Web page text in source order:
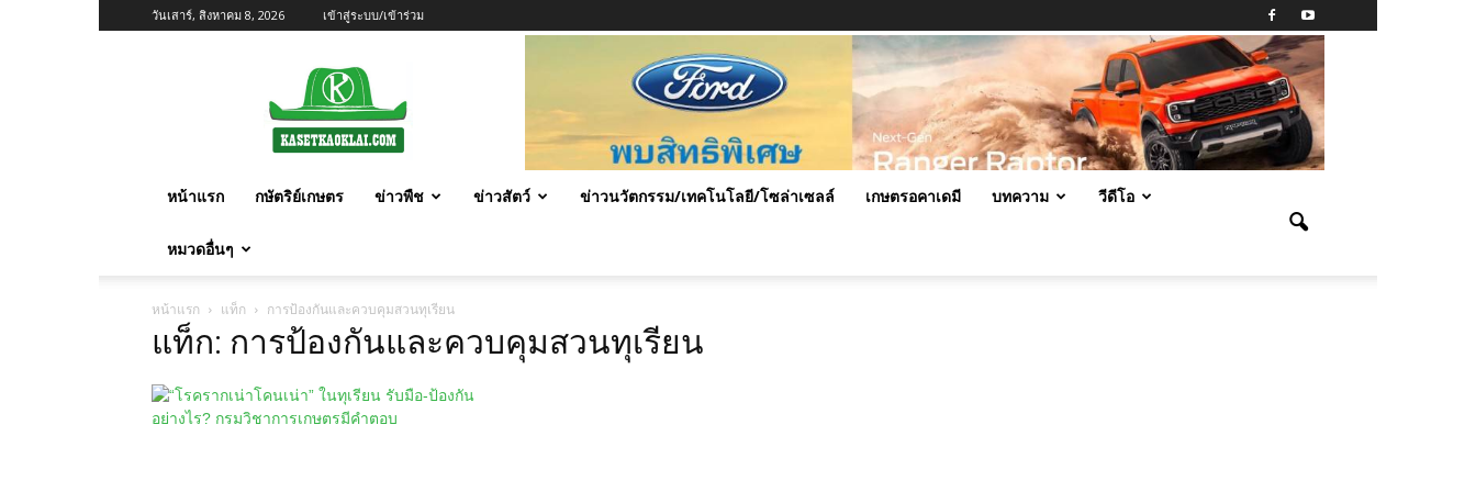
วันเสาร์, สิงหาคม 8, 2026 เข้าสู่ระบบ/เข้าร่วม
หน้าแรก กษัตริย์เกษตร ข่าวพืช ข่าวสัตว์ ข่าวนวัตกรรม/เทคโนโลยี/โซล่าเซลล์ เกษตรอคาเดมี บทความ วีดีโอ
หมวดอื่นๆ
หน้าแรก แท็ก การป้องกันและควบคุมสวนทุเรียน
แท็ก: การป้องกันและควบคุมสวนทุเรียน